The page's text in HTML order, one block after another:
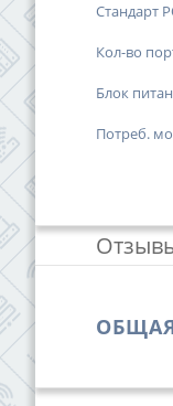
Стандарт
Кол-во
Блок
Потреб.